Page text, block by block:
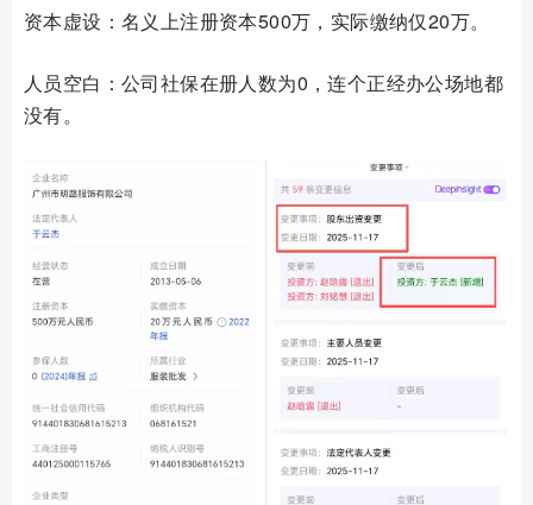
资本虚设：名义上注册资本500万，实际缴纳仅20万。
人员空白：公司社保在册人数为0，连个正经办公场地都
没有。